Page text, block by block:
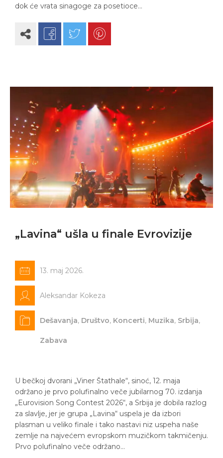
dok će vrata sinagoge za posetioce…
„Lavina“ ušla u finale Evrovizije
13. maj 2026.
Aleksandar Kokeza
Dešavanja, Društvo, Koncerti, Muzika, Srbija,
Zabava
U bečkoj dvorani „Viner Štathale“, sinoć, 12. maja
održano je prvo polufinalno veče jubilarnog 70. izdanja
„Eurovision Song Contest 2026“, a Srbija je dobila razlog
za slavlje, jer je grupa „Lavina“ uspela je da izbori
plasman u veliko finale i tako nastavi niz uspeha naše
zemlje na najvećem evropskom muzičkom takmičenju.
Prvo polufinalno veče održano…